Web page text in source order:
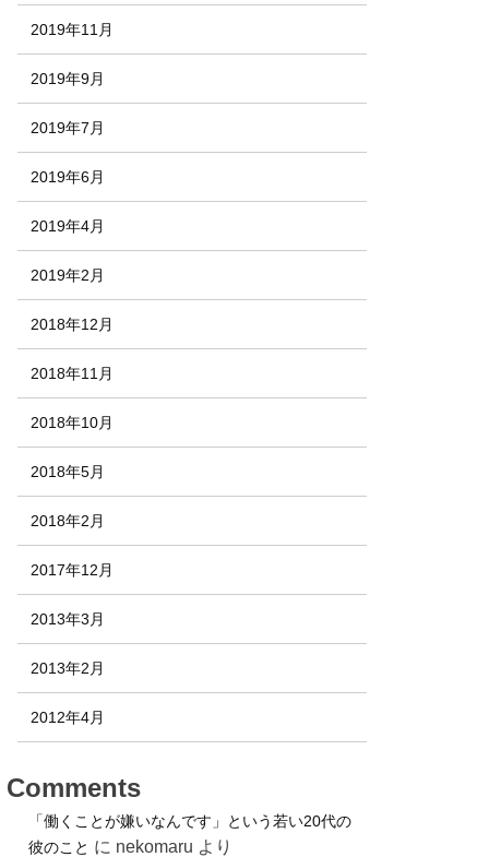
2019年11月
2019年9月
2019年7月
2019年6月
2019年4月
2019年2月
2018年12月
2018年11月
2018年10月
2018年5月
2018年2月
2017年12月
2013年3月
2013年2月
2012年4月
Comments
「働くことが嫌いなんです」という若い20代の
彼のこと に nekomaru より